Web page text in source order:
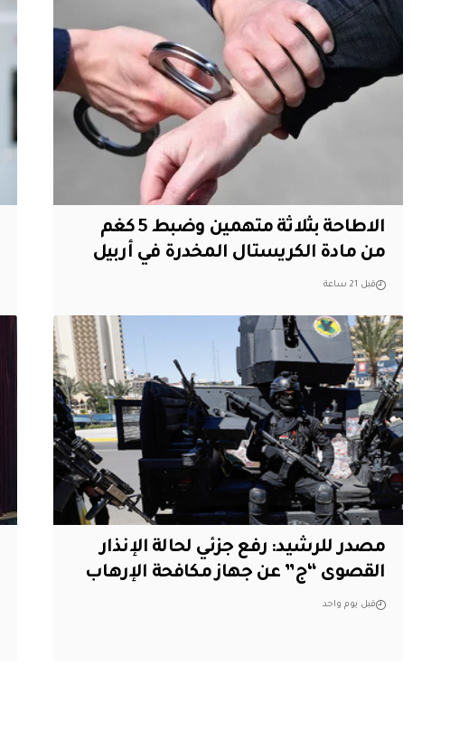
الاطاحة بثلاثة متهمين وضبط 5 كغم
من مادة الكريستال المخدرة ​في أربيل
قبل 21 ساعة
مصدر للرشيد: رفع جزئي لحالة الإنذار
القصوى “ج” عن جهاز مكافحة الإرهاب
قبل يوم واحد